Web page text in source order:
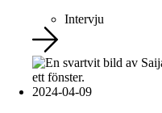
Intervju
2024-04-09